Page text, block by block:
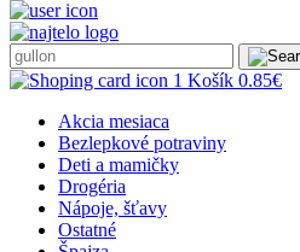
1 Košík 0.85€
Akcia mesiaca
Bezlepkové potraviny
Deti a mamičky
Drogéria
Nápoje, šťavy
Ostatné